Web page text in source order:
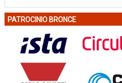
PATROCINIO BRONCE